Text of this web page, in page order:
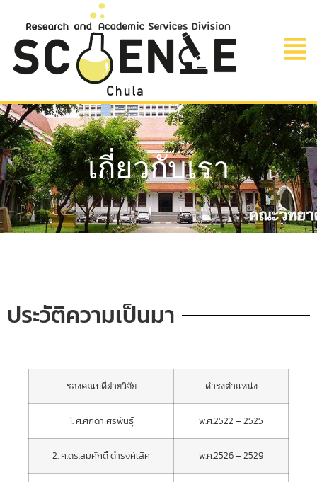
เกี่ยวกับเรา
ประวัติความเป็นมา
รองคณบดีฝ่ายวิจัย ดำรงตำแหน่ง
1. ศ.ศักดา ศิริพันธุ์ พ.ศ.2522 – 2525
2. ศ.ดร.สมศักดิ์ ดำรงค์เลิศ พ.ศ.2526 – 2529